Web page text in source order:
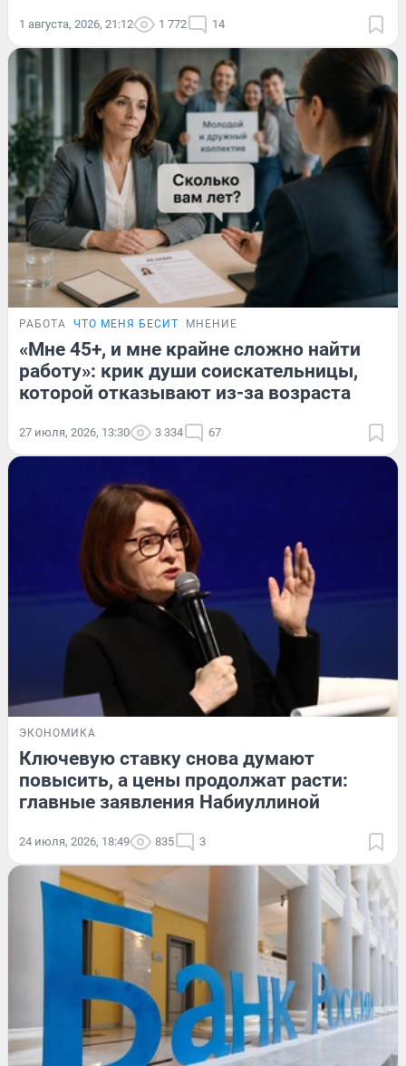
1 августа, 2026, 21:12 1 772 14
РАБОТА ЧТО МЕНЯ БЕСИТ МНЕНИЕ
«Мне 45+, и мне крайне сложно найти
работу»: крик души соискательницы,
которой отказывают из-за возраста
27 июля, 2026, 13:30 3 334 67
ЭКОНОМИКА
Ключевую ставку снова думают
повысить, а цены продолжат расти:
главные заявления Набиуллиной
24 июля, 2026, 18:49 835 3